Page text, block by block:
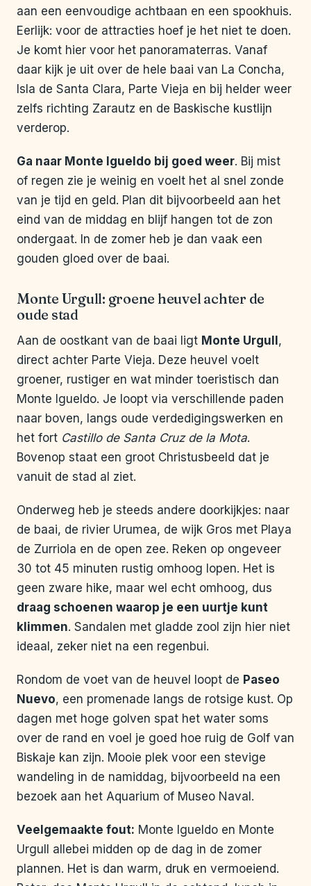
aan een eenvoudige achtbaan en een spookhuis.
Eerlijk: voor de attracties hoef je het niet te doen.
Je komt hier voor het panoramaterras. Vanaf
daar kijk je uit over de hele baai van La Concha,
Isla de Santa Clara, Parte Vieja en bij helder weer
zelfs richting Zarautz en de Baskische kustlijn
verderop.
Ga naar Monte Igueldo bij goed weer. Bij mist
of regen zie je weinig en voelt het al snel zonde
van je tijd en geld. Plan dit bijvoorbeeld aan het
eind van de middag en blijf hangen tot de zon
ondergaat. In de zomer heb je dan vaak een
gouden gloed over de baai.
Monte Urgull: groene heuvel achter de
oude stad
Aan de oostkant van de baai ligt Monte Urgull ,
direct achter Parte Vieja. Deze heuvel voelt
groener, rustiger en wat minder toeristisch dan
Monte Igueldo. Je loopt via verschillende paden
naar boven, langs oude verdedigingswerken en
het fort Castillo de Santa Cruz de la Mota.
Bovenop staat een groot Christusbeeld dat je
vanuit de stad al ziet.
Onderweg heb je steeds andere doorkijkjes: naar
de baai, de rivier Urumea, de wijk Gros met Playa
de Zurriola en de open zee. Reken op ongeveer
30 tot 45 minuten rustig omhoog lopen. Het is
geen zware hike, maar wel echt omhoog, dus
draag schoenen waarop je een uurtje kunt
klimmen. Sandalen met gladde zool zijn hier niet
ideaal, zeker niet na een regenbui.
Rondom de voet van de heuvel loopt de Paseo
Nuevo, een promenade langs de rotsige kust. Op
dagen met hoge golven spat het water soms
over de rand en voel je goed hoe ruig de Golf van
Biskaje kan zijn. Mooie plek voor een stevige
wandeling in de namiddag, bijvoorbeeld na een
bezoek aan het Aquarium of Museo Naval.
Veelgemaakte fout: Monte Igueldo en Monte
Urgull allebei midden op de dag in de zomer
plannen. Het is dan warm, druk en vermoeiend.